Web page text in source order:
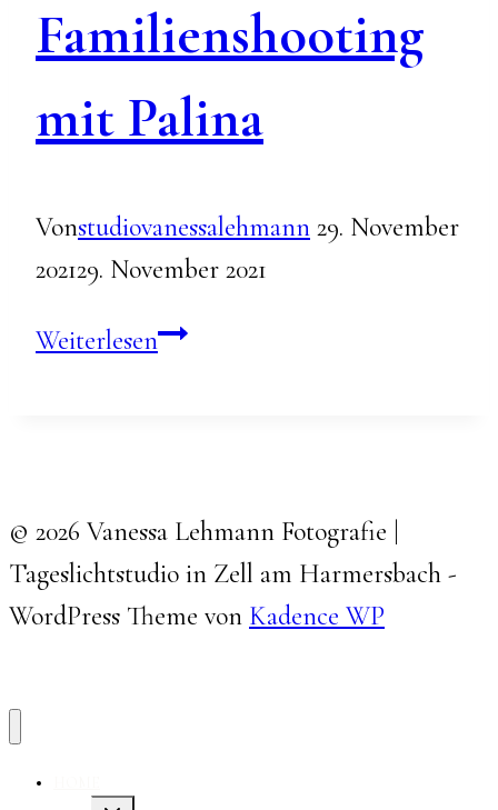
Familienshooting
mit Palina
Vonstudiovanessalehmann 29. November
202129. November 2021
WeiterlesenFamilienshooting
© 2026 Vanessa Lehmann Fotografie |
Tageslichtstudio in Zell am Harmersbach -
WordPress Theme von Kadence WP
Untermenü